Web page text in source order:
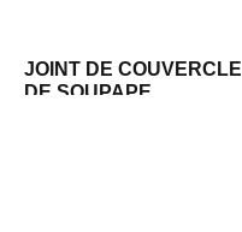
JOINT DE COUVERCLE
DE SOUPAPE